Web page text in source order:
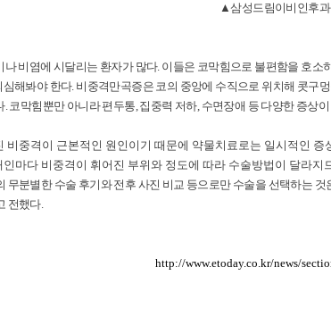
▲삼성드림이비인후
나 비염에 시달리는 환자가 많다. 이들은 코막힘으로 불편함을 호
해봐야 한다. 비 중격만곡증은 코의 중앙에 수직으로 위치해 콧구
. 코막힘뿐만 아니라 편두통, 집중력 저하, 수면장애 등 다양한 증상
비중격이 근본적인 원인이기 때문에 약물치료로는 일시적인
인마다 비중격이 휘어진 부위와 정도에 따라 수술방법이 달라
무분별한 수술 후기와 전후 사진 비교 등으로만 수술을 선택하는
전했다.
http://www.etoday.co.kr/news/